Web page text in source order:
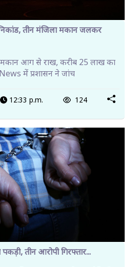
तीन मंजिला मकान जलकर
मकान आग से राख, करीब 25 लाख का
में प्रशासन ने जांच
12:33 p.m. 124
तीन आरोपी गिरफ्तार...